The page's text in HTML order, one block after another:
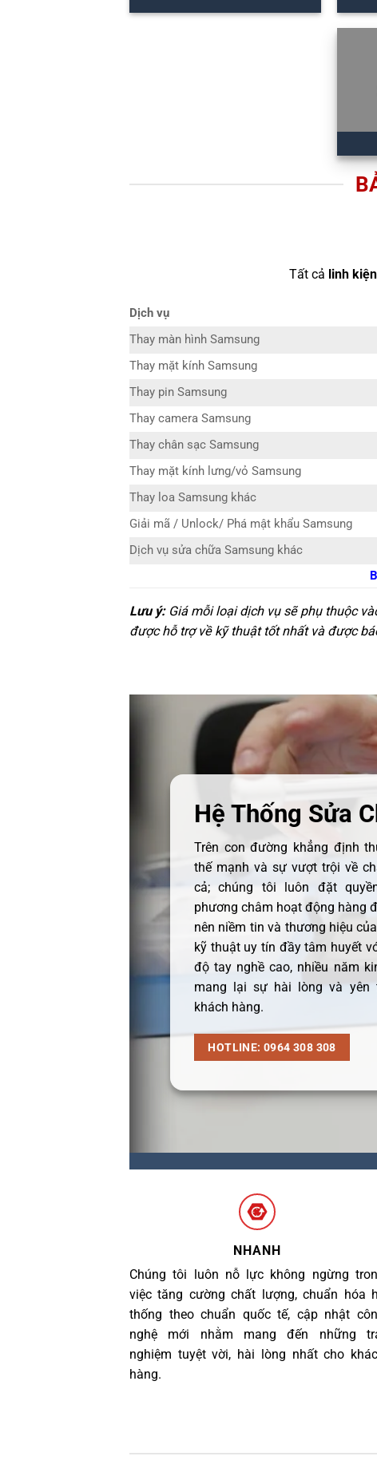
Tất cả linh kiện
Dịch vụ
Thay màn hình Samsung
Thay mặt kính Samsung
Thay pin Samsung
Thay camera Samsung
Thay chân sạc Samsung
Thay mặt kính lưng/vỏ Samsung
Thay loa Samsung khác
Giải mã / Unlock/ Phá mật khẩu Samsung
Dịch vụ sửa chữa Samsung khác
Lưu ý:Giá mỗi loại dịch vụ sẽ phụ thuộc
được hỗ trợ về kỹ thuật tốt nhất và được
Hệ Thống Sửa
Trên con đường khẳng định
thế mạnh và sự vượt trội về
cả; chúng tôi luôn đặt
phương châm hoạt động hàng
nên niềm tin và thương hiệu
kỹ thuật uy tín đầy tâm huyết
độ tay nghề cao, nhiều năm
mang lại sự hài lòng và yên
khách hàng.
HOTLINE: 0964 308 308
NHANH
Chúng tôi luôn nỗ lực không ngừng
việc tăng cường chất lượng, chuẩn hóa
thống theo chuẩn quốc tế, cập nhật
nghệ mới nhằm mang đến những
nghiệm tuyệt vời, hài lòng nhất cho
hàng.